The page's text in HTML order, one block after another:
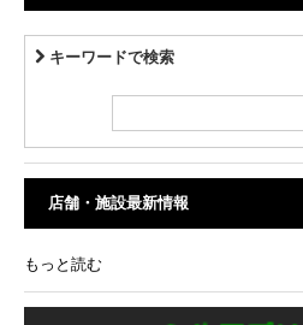
キーワードで検索
店舗・施設最新情報
もっと読む